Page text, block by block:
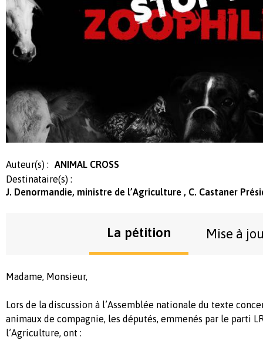
Auteur(s) :
ANIMAL CROSS
Destinataire(s) :
J. Denormandie, ministre de l’Agriculture , C. Castaner
La pétition Mise à
Madame, Monsieur,
Lors de la discussion à l’Assemblée nationale du texte
animaux de compagnie, les députés, emmenés par le parti
l’Agriculture, ont :